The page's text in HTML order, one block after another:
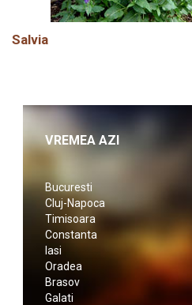
Salvia
VREMEA AZI
Bucuresti
Cluj-Napoca
Timisoara
Constanta
Iasi
Oradea
Brasov
Galati